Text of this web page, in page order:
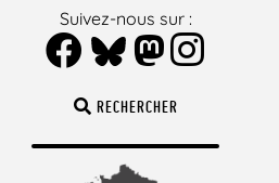
RECHERCHER
Suivez-nous sur :